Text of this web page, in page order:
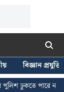
বিজ্ঞান প্রযুক্তি
ঢুকতে পারে না -